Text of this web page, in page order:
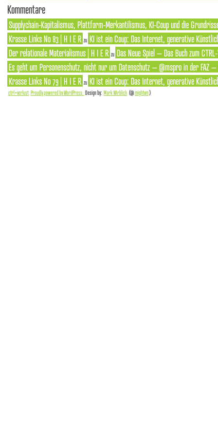
Kommentare
Supplychain-Kapitalismus, Plattform-Merkantilismus, KI-Coup und die
Krasse Links No 83 | H I E R zu KI ist ein Coup: Das Internet, generative
Der relationale Materialismus | H I E R zu Das Neue Spiel – Das Buch zum
Es geht um Personenschutz, nicht nur um Datenschutz – @mspro in der FAZ
Krasse Links No 79 | H I E R zu KI ist ein Coup: Das Internet, generative
ctrl+verlust Proudly powered by WordPress. Design by: Mark Wirblich (@mightym)